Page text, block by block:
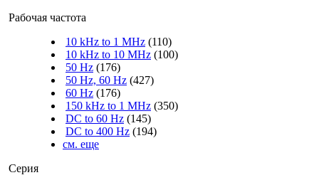
Рабочая частота
10 kHz to 1 MHz (110)
10 kHz to 10 MHz (100)
50 Hz (176)
50 Hz, 60 Hz (427)
60 Hz (176)
150 kHz to 1 MHz (350)
DC to 60 Hz (145)
DC to 400 Hz (194)
см. еще
Серия